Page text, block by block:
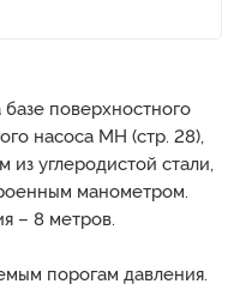
поверхностного
насоса MH (стр. 28),
из углеродистой стали,
манометром.
– 8 метров.
порогам давления.